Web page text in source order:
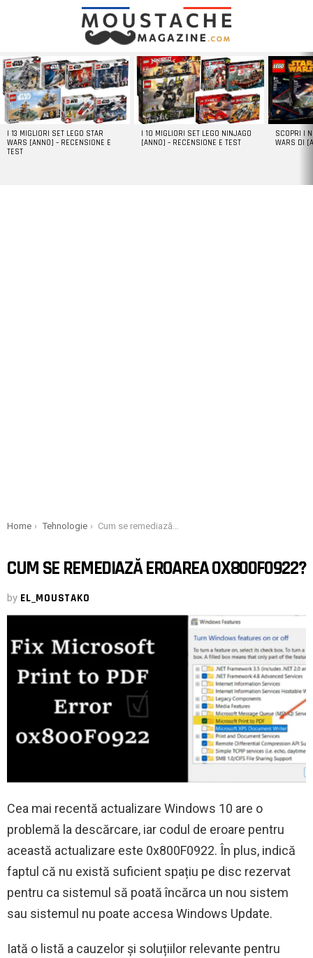
LATEST
STORIES
I 13 MIGLIORI SET LEGO STAR
WARS [ANNO] – RECENSIONE E
TEST
I 10 MIGLIORI SET LEGO NINJAGO
[ANNO] – RECENSIONE E TEST
SCOPRI I
WARS DI
You are here:
Home Tehnologie Cum se remediază eroarea 0x800f0922?
CUM SE REMEDIAZĂ EROAREA 0X800F0922?
by EL_MOUSTAKO
Cea mai recentă actualizare Windows 10 are o
problemă la descărcare, iar codul de eroare pentru
această actualizare este 0x800F0922. În plus, indică
faptul că nu există suficient spațiu pe disc rezervat
pentru ca sistemul să poată încărca un nou sistem
sau sistemul nu poate accesa Windows Update.
Iată o listă a cauzelor și soluțiilor relevante pentru